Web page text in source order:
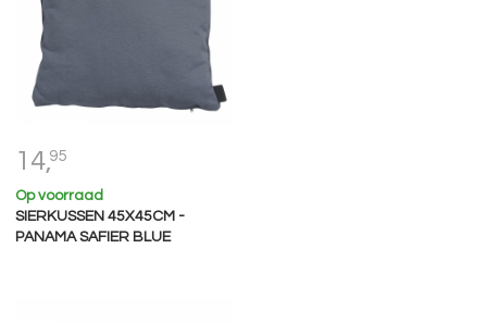
14,95
Op voorraad
SIERKUSSEN 45X45CM -
PANAMA SAFIER BLUE